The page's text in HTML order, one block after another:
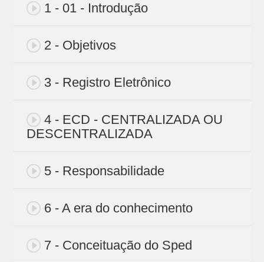
1 - 01 - Introdução
2 - Objetivos
3 - Registro Eletrônico
4 - ECD - CENTRALIZADA OU
DESCENTRALIZADA
5 - Responsabilidade
6 - A era do conhecimento
7 - Conceituação do Sped